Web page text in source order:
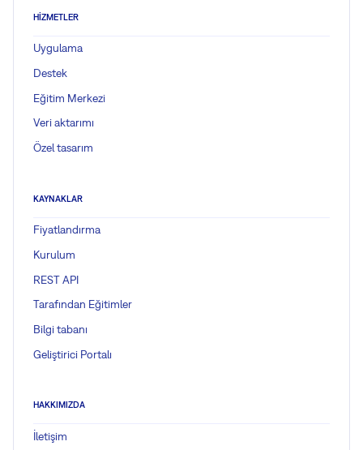
HIZMETLER
Uygulama
Destek
Eğitim Merkezi
Veri aktarımı
Özel tasarım
KAYNAKLAR
Fiyatlandırma
Kurulum
REST API
Tarafından Eğitimler
Bilgi tabanı
Geliştirici Portalı
HAKKIMIZDA
İletişim